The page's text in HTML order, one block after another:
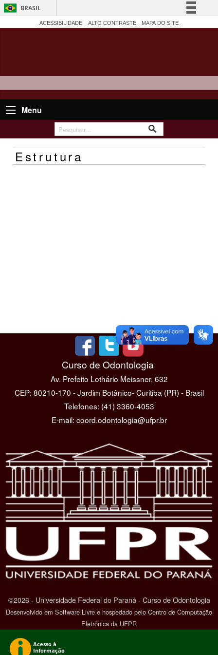
BRASIL
Simplifique!
ACESSIBILIDADE ALTO CONTRASTE MAPA DO SITE
Menu
Estrutura
Curso de Odontologia
Av. Prefeito Lothário Meissner, 632
CEP: 80210-170 - Jardim Botânico- Curitiba (PR) - Brasil
Telefones: (41) 3360-4053
E-mail: coord.odontologia@ufpr.br
©2026 - Universidade Federal do Paraná - Curso de Odontologia
Desenvolvido em Software Livre e hospedado pelo Centro de Computação
Eletrônica da UFPR